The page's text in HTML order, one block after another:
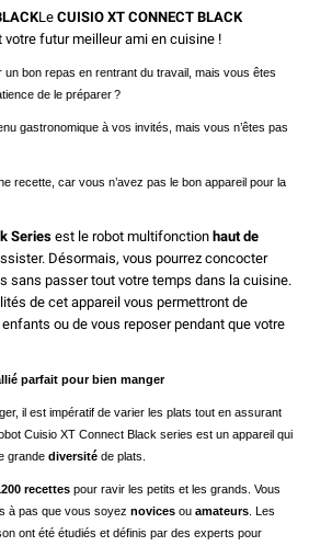
Le CUISIO XT CONNECT BLACK
votre futur meilleur ami en cuisine !
un bon repas en rentrant du travail, mais vous êtes
de le préparer?
gastronomique à vos invités, mais vous n’êtes pas
recette, car vous n’avez pas le bon appareil pour la
Series est le robot multifonction haut de
Désormais, vous pourrez concocter
sans passer tout votre temps dans la cuisine.
de cet appareil vous permettront de
ou de vous reposer pendant que votre
parfait pour bien manger
il est impératif de varier les plats tout en assurant
Cuisio XT Connect Black series est un appareil qui
grande diversité de plats.
recettes pour ravir les petits et les grands. Vous
à pas que vous soyez novices ou amateurs . Les
ont été étudiés et définis par des experts pour